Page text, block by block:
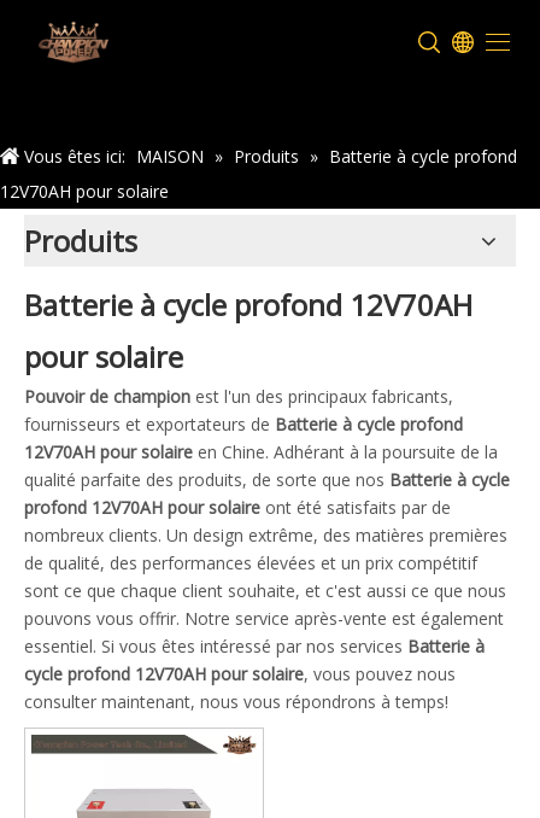
Vous êtes ici: MAISON » Produits » Batterie à cycle profond
12V70AH pour solaire
Produits
Batterie à cycle profond 12V70AH
pour solaire
Pouvoir de champion est l'un des principaux fabricants,
fournisseurs et exportateurs de Batterie à cycle profond
12V70AH pour solaire en Chine. Adhérant à la poursuite de la
qualité parfaite des produits, de sorte que nos Batterie à cycle
profond 12V70AH pour solaire ont été satisfaits par de
nombreux clients. Un design extrême, des matières premières
de qualité, des performances élevées et un prix compétitif
sont ce que chaque client souhaite, et c'est aussi ce que nous
pouvons vous offrir. Notre service après-vente est également
essentiel. Si vous êtes intéressé par nos services Batterie à
cycle profond 12V70AH pour solaire, vous pouvez nous
consulter maintenant, nous vous répondrons à temps!